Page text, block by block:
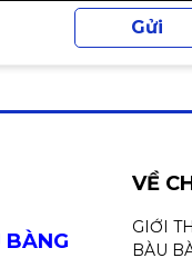
in LaserJet màu
in LaserJet màu
in LaserJet màu
in HP 216A
BÀNG
VỀ
GIỚI
BÀU